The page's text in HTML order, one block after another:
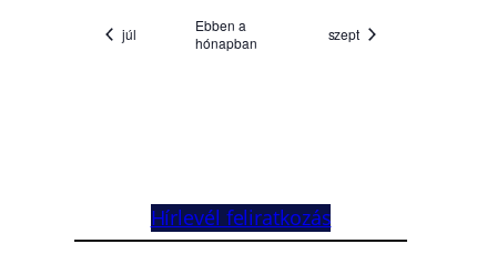
Hírlevél feliratkozás